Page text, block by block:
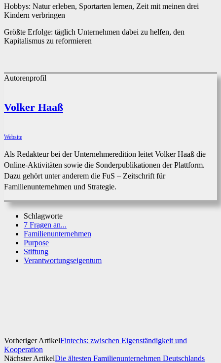
Hobbys: Natur erleben, Sportarten lernen, Zeit mit meinen drei
Kindern verbringen
Größte Erfolge: täglich Unternehmen dabei zu helfen, den
Kapitalismus zu reformieren
Autorenprofil
Volker Haaß
Website
Als Redakteur bei der Unternehmeredition leitet Volker Haaß die
Online-Aktivitäten sowie die Sonderpublikationen der Plattform.
Dazu gehört unter anderem die FuS – Zeitschrift für
Familienunternehmen und Strategie.
Schlagworte
7 Fragen an...
Familienunternehmen
Purpose
Stiftung
Verantwortungseigentum
Vorheriger ArtikelFintechs: zwischen Eigenständigkeit und
Kooperation
Nächster ArtikelDie ältesten Familienunternehmen Deutschlands